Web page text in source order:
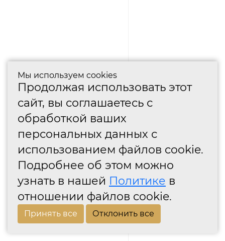
Мы используем cookies
Продолжая использовать этот
сайт, вы соглашаетесь с
обработкой ваших
персональных данных с
использованием файлов cookie.
Подробнее об этом можно
узнать в нашей Политике в
отношении файлов cookie.
Принять все Отклонить все